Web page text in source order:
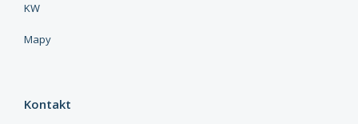
KW
Mapy
Kontakt